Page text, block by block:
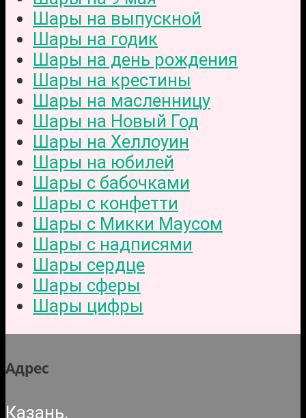
Шары на выпускной
Шары на годик
Шары на день рождения
Шары на крестины
Шары на масленницу
Шары на Новый Год
Шары на Хеллоуин
Шары на юбилей
Шары с бабочками
Шары с конфетти
Шары с Микки Маусом
Шары с надписями
Шары сердце
Шары сферы
Шары цифры
Адрес
Казань,